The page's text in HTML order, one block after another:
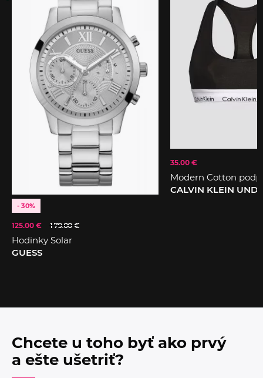
- 30%
125.00 € 179.00 €
Hodinky Solar
GUESS
35.00 €
Modern Cotton
CALVIN KLEIN
Chcete u toho byť ako prvý
a ešte ušetriť?